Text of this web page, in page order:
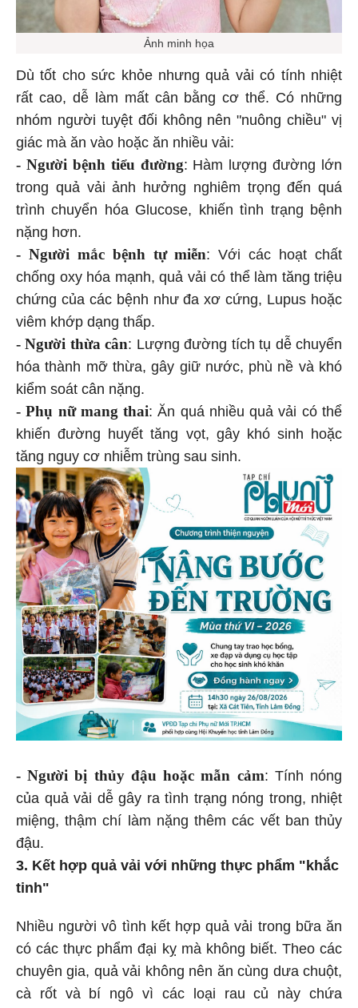
Ảnh minh họa
Dù tốt cho sức khỏe nhưng quả vải có tính nhiệt
rất cao, dễ làm mất cân bằng cơ thể. Có những
nhóm người tuyệt đối không nên "nuông chiều" vị
giác mà ăn vào hoặc ăn nhiều vải:
- Người bệnh tiểu đường: Hàm lượng đường lớn
trong quả vải ảnh hưởng nghiêm trọng đến quá
trình chuyển hóa Glucose, khiến tình trạng bệnh
nặng hơn.
- Người mắc bệnh tự miễn: Với các hoạt chất
chống oxy hóa mạnh, quả vải có thể làm tăng triệu
chứng của các bệnh như đa xơ cứng, Lupus hoặc
viêm khớp dạng thấp.
- Người thừa cân: Lượng đường tích tụ dễ chuyển
hóa thành mỡ thừa, gây giữ nước, phù nề và khó
kiểm soát cân nặng.
- Phụ nữ mang thai: Ăn quá nhiều quả vải có thể
khiến đường huyết tăng vọt, gây khó sinh hoặc
tăng nguy cơ nhiễm trùng sau sinh.
- Người bị thủy đậu hoặc mẫn cảm: Tính nóng
của quả vải dễ gây ra tình trạng nóng trong, nhiệt
miệng, thậm chí làm nặng thêm các vết ban thủy
đậu.
3. Kết hợp quả vải với những thực phẩm "khắc
tinh"
Nhiều người vô tình kết hợp quả vải trong bữa ăn
có các thực phẩm đại kỵ mà không biết. Theo các
chuyên gia, quả vải không nên ăn cùng dưa chuột,
cà rốt và bí ngô vì các loại rau củ này chứa